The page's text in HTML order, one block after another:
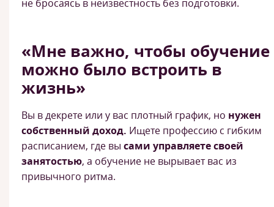
не бросаясь в неизвестность без подготовки.
«Мне важно, чтобы обучение
можно было встроить в
жизнь»
Вы в декрете или у вас плотный график, но нужен
собственный доход. Ищете профессию с гибким
расписанием, где вы сами управляете своей
занятостью, а обучение не вырывает вас из
привычного ритма.